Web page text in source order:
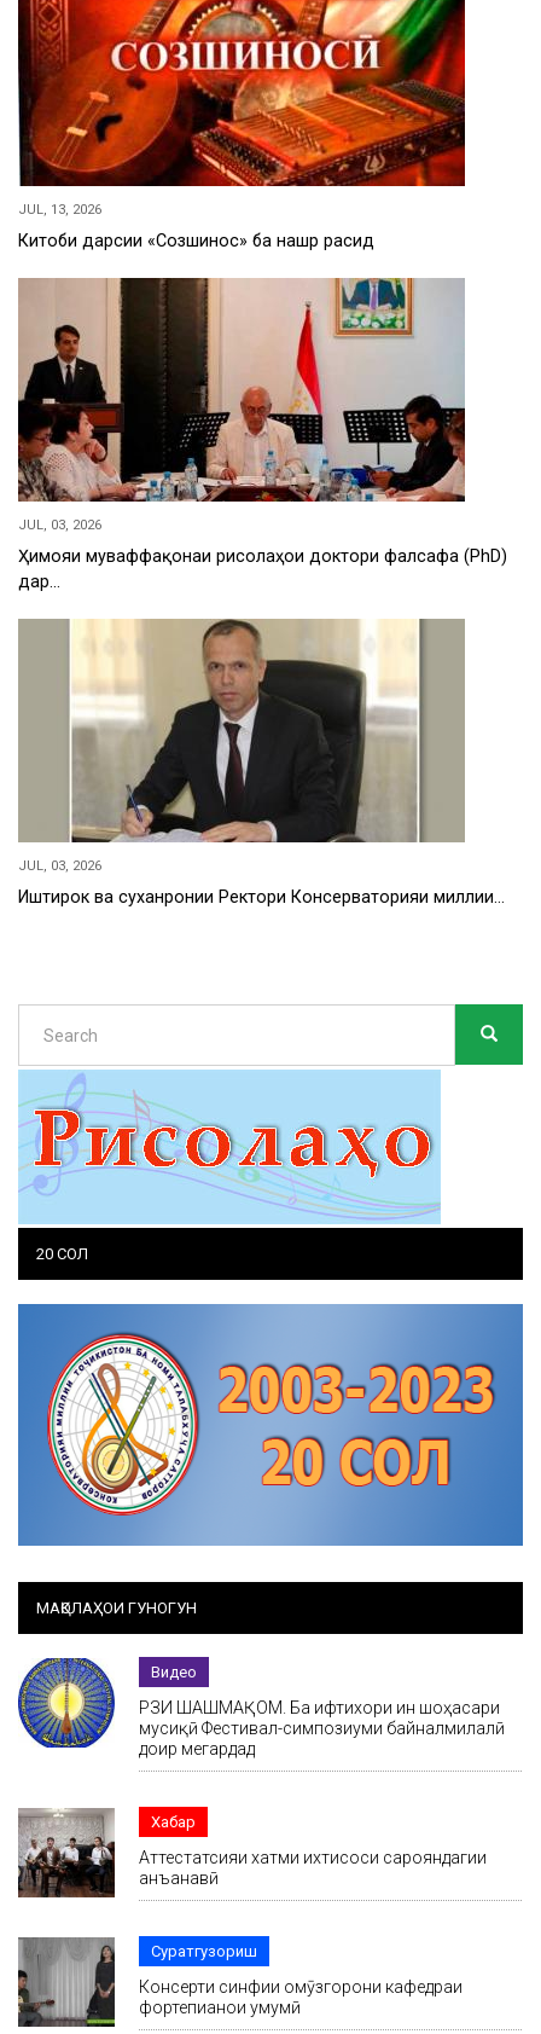
JUL, 13, 2026
Китоби дарсии «Созшиносӣ» ба нашр расид
JUL, 03, 2026
Ҳимояи муваффақонаи рисолаҳои доктори фалсафа (PhD)
дар…
JUL, 03, 2026
Иштирок ва суханронии Ректори Консерваторияи миллии…
Search
20 СОЛ
МАҚОЛАҲОИ ГУНОГУН
Видео
РӮЗИ ШАШМАҚОМ. Ба ифтихори ин шоҳасари
мусиқӣ Фестивал-симпозиуми байналмилалӣ
доир мегардад
Хабар
Аттестатсияи хатми ихтисоси сарояндагии
анъанавӣ
Суратгузориш
Консерти синфии омӯзгорони кафедраи
фортепианои умумӣ